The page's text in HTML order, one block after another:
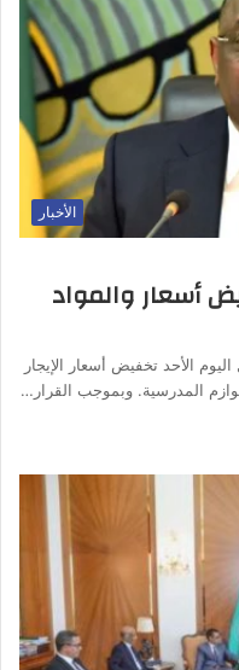
الأخبار
أسعار والمواد
الأحد تخفيض أسعار الإيجار
المدرسية. وبموجب القرار…